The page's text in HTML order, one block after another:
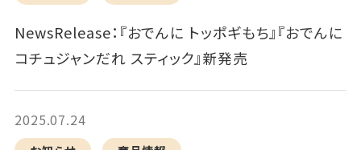
NewsRelease：『おでんに トッポギもち』『おでんに
コチュジャンだれ スティック』新発売
2025.07.24